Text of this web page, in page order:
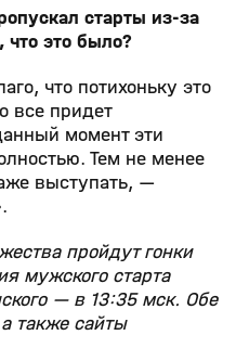
старты из‑за
что это было?
что потихоньку это
все придет
момент эти
Тем не менее
выступать, —
пройдут гонки
мужского старта
— в 13:35 мск. Обе
также сайты